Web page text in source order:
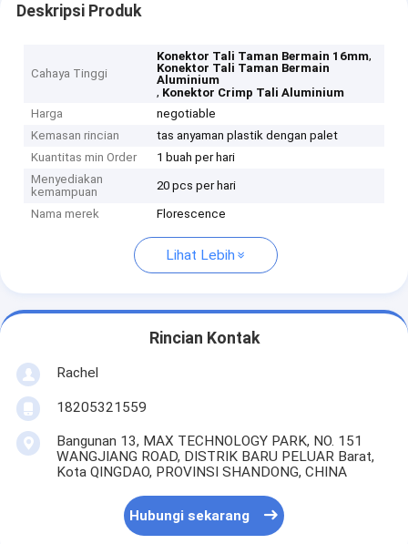
Deskripsi Produk
Cahaya Tinggi
Konektor Tali Taman Bermain 16mm,
Konektor Tali Taman Bermain
Aluminium
, Konektor Crimp Tali Aluminium
Harga
negotiable
Kemasan rincian
tas anyaman plastik dengan palet
Kuantitas min Order
1 buah per hari
Menyediakan
kemampuan
20 pcs per hari
Nama merek Florescence
Lihat Lebih
Rincian Kontak
Rachel
18205321559
Bangunan 13, MAX TECHNOLOGY PARK, NO. 151
WANGJIANG ROAD, DISTRIK BARU PELUAR Barat,
Kota QINGDAO, PROVINSI SHANDONG, CHINA
Hubungi sekarang